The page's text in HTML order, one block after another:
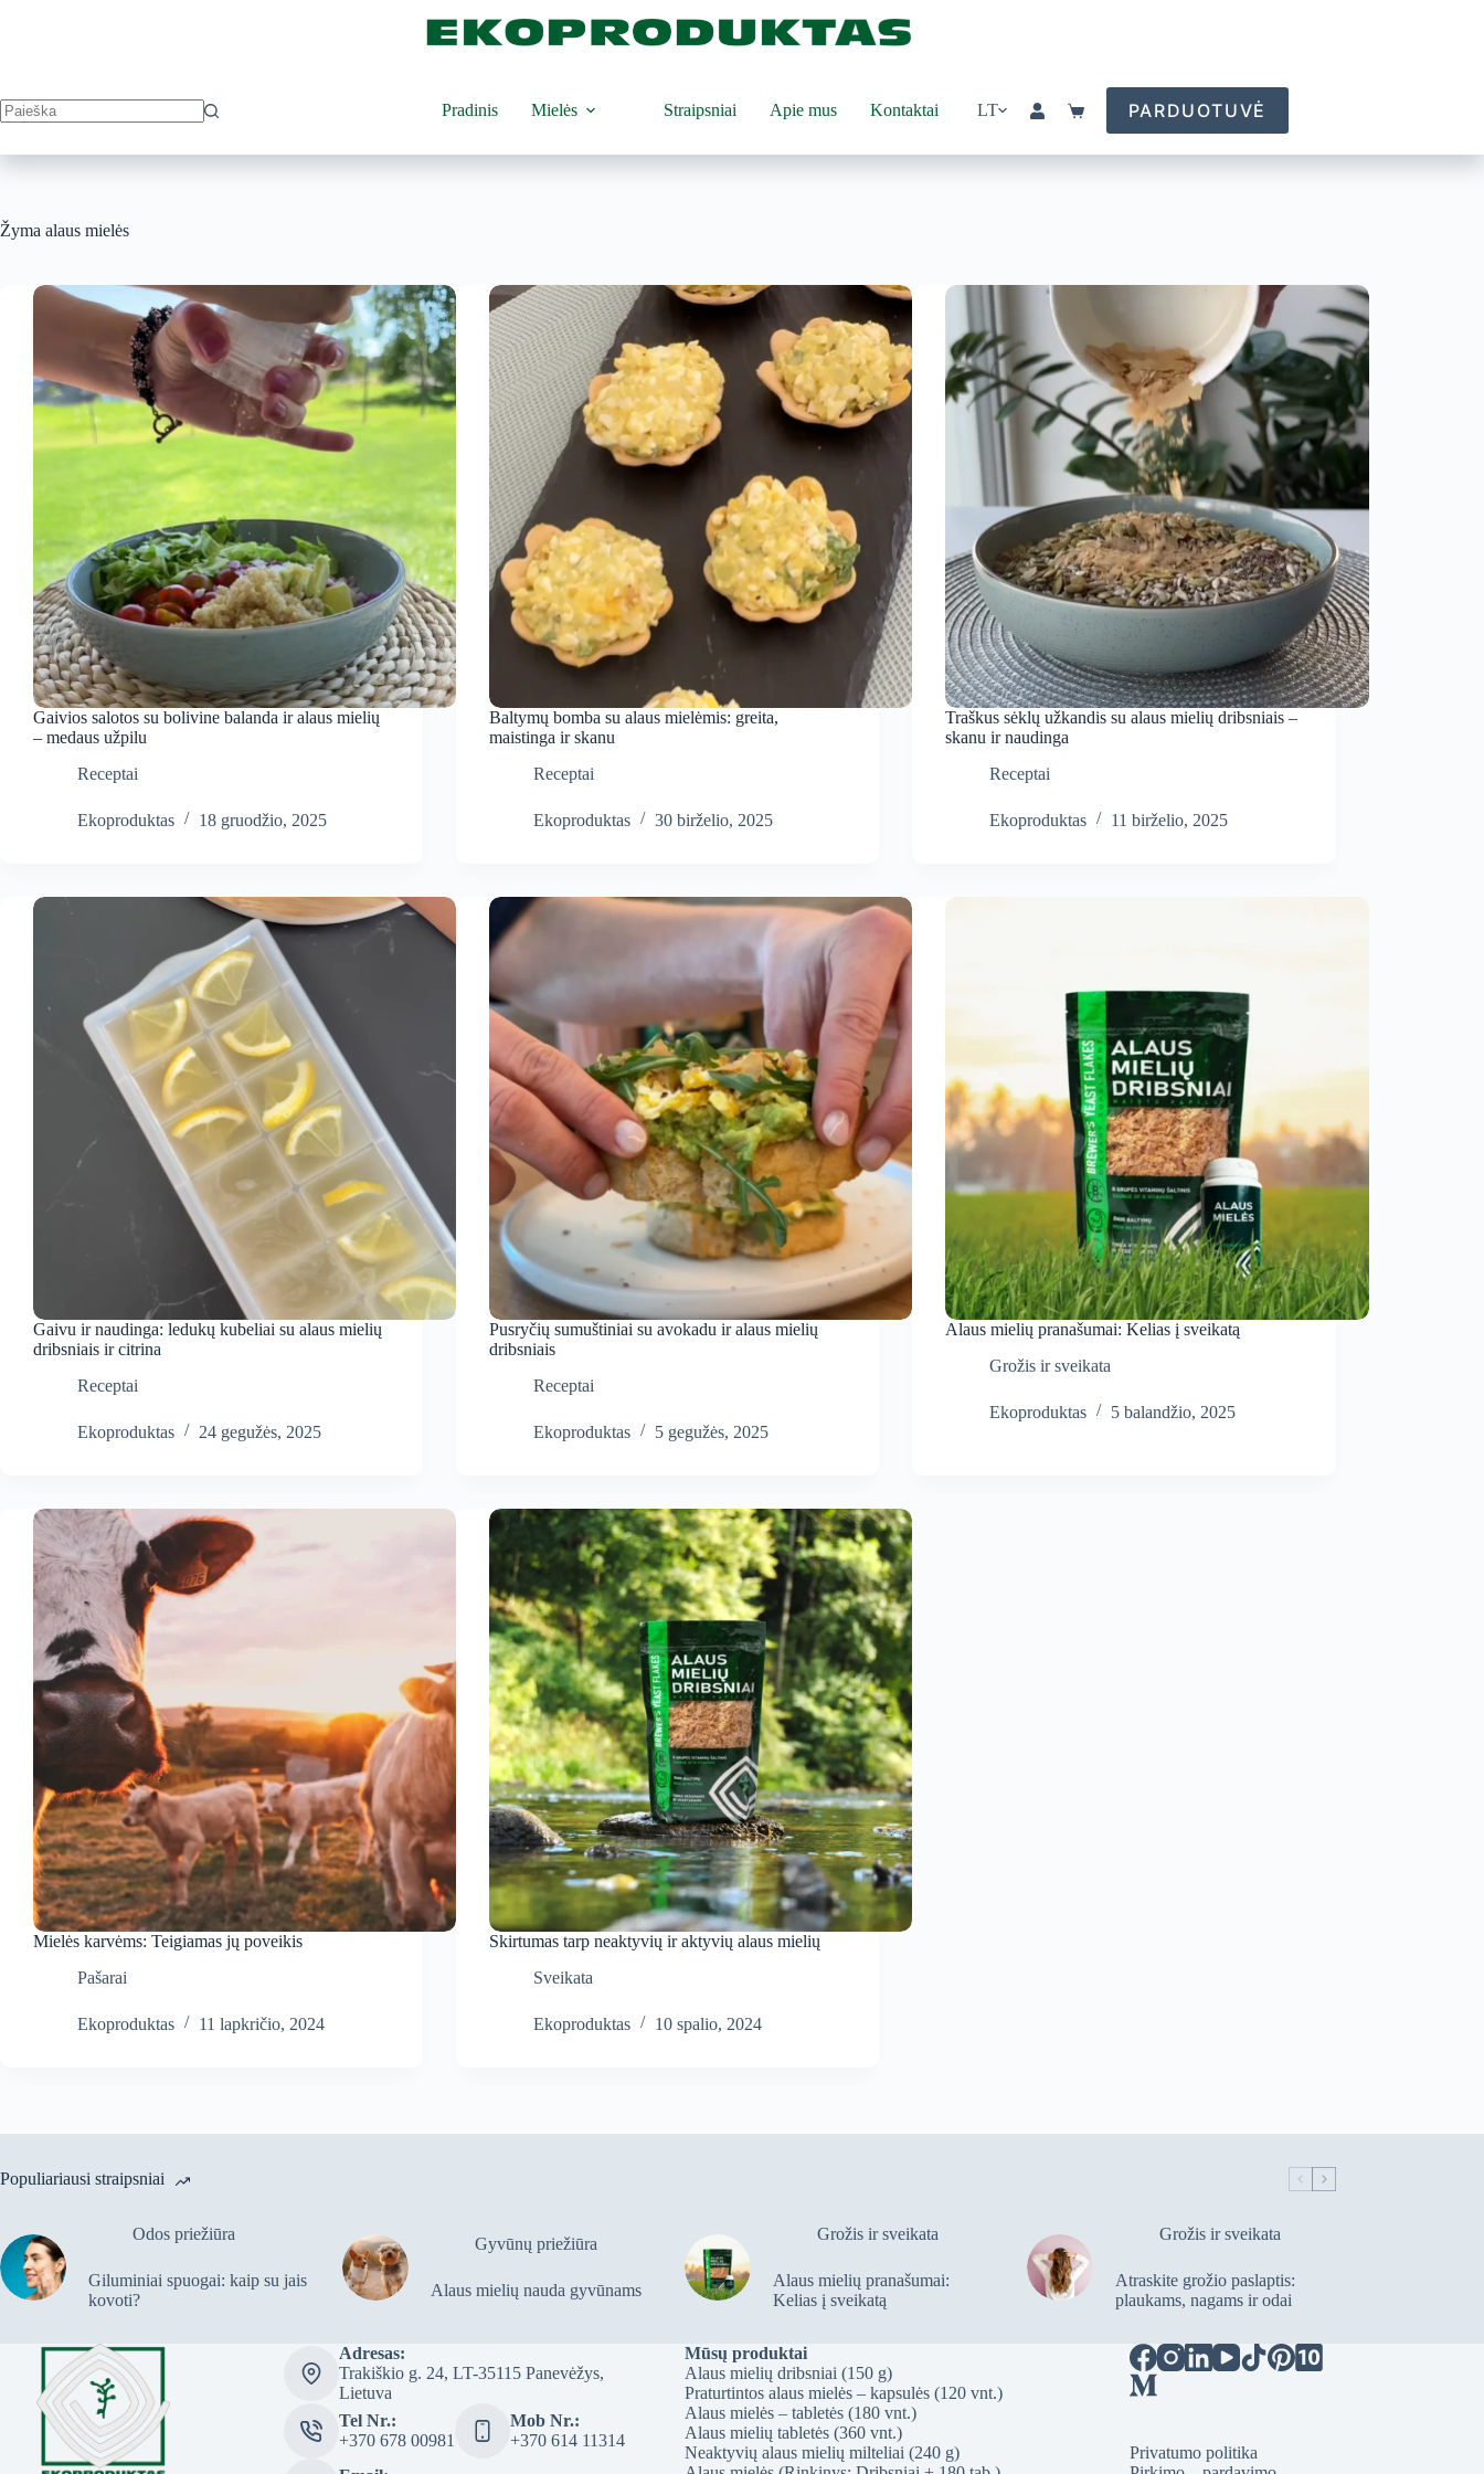
Pradinis Mielės Straipsniai Apie mus Kontaktai LT
Pirkinių
krepšelis
PARDUOTUVĖ
Žyma alaus mielės
Gaivios salotos su bolivine balanda ir alaus mielių
– medaus užpilu
Receptai
Ekoproduktas 18 gruodžio, 2025
Baltymų bomba su alaus mielėmis: greita,
maistinga ir skanu
Receptai
Ekoproduktas 30 birželio, 2025
Traškus sėklų užkandis su alaus mielių dribsniais –
skanu ir naudinga
Receptai
Ekoproduktas 11 birželio, 2025
Gaivu ir naudinga: ledukų kubeliai su alaus mielių
dribsniais ir citrina
Receptai
Ekoproduktas 24 gegužės, 2025
Pusryčių sumuštiniai su avokadu ir alaus mielių
dribsniais
Receptai
Ekoproduktas 5 gegužės, 2025
Alaus mielių pranašumai: Kelias į sveikatą
Grožis ir sveikata
Ekoproduktas 5 balandžio, 2025
Mielės karvėms: Teigiamas jų poveikis
Pašarai
Ekoproduktas 11 lapkričio, 2024
Skirtumas tarp neaktyvių ir aktyvių alaus mielių
Sveikata
Ekoproduktas 10 spalio, 2024
Populiariausi straipsniai
Odos priežiūra
Giluminiai spuogai: kaip su jais
kovoti?
Gyvūnų priežiūra
Alaus mielių nauda gyvūnams
Grožis ir sveikata
Alaus mielių pranašumai:
Kelias į sveikatą
Grožis ir sveikata
Atraskite grožio paslaptis:
plaukams, nagams ir odai
Adresas:
Trakiškio g. 24, LT-35115 Panevėžys,
Lietuva
Tel Nr.:
+370 678 00981
Mob Nr.:
+370 614 11314
Mūsų produktai
Alaus mielių dribsniai (150 g)
Praturtintos alaus mielės – kapsulės (120 vnt.)
Alaus mielės – tabletės (180 vnt.)
Alaus mielių tabletės (360 vnt.)
Neaktyvių alaus mielių milteliai (240 g)
Privatumo politika